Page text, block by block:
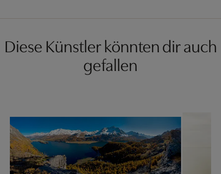
Diese Künstler könnten dir auch
gefallen